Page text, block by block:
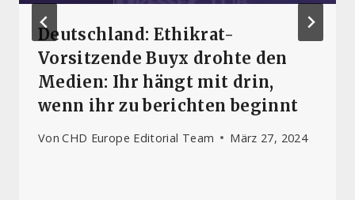
Deutschland: Ethikrat-
Vorsitzende Buyx drohte den
Medien: Ihr hängt mit drin,
wenn ihr zu berichten beginnt
Von CHD Europe Editorial Team März 27, 2024